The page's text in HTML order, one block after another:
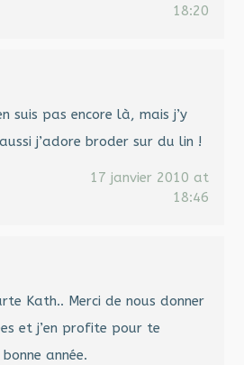
18:20
suis pas encore là, mais j’y
j’adore broder sur du lin !
17 janvier 2010 at
18:46
Kath.. Merci de nous donner
et j’en profite pour te
année.